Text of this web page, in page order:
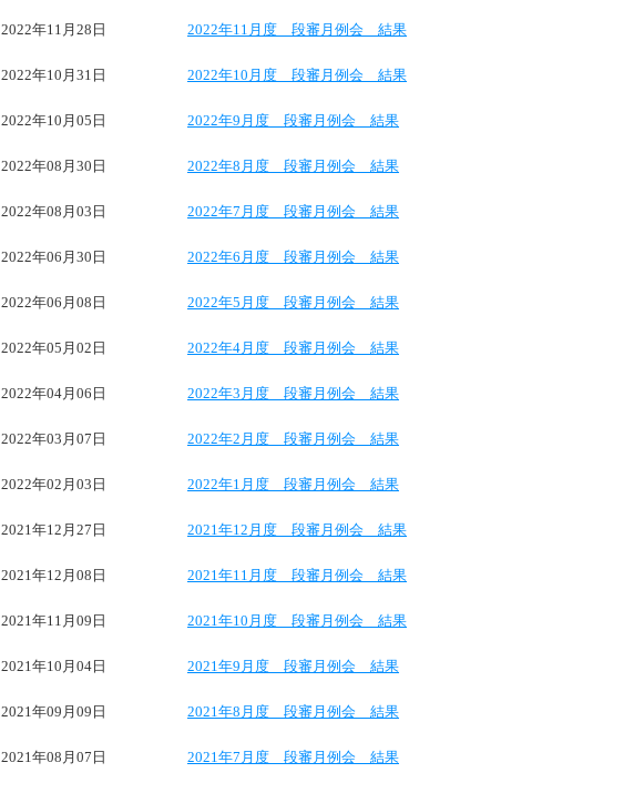
2022年11月28日 2022年11月度 段審月例会 結果
2022年10月31日 2022年10月度 段審月例会 結果
2022年10月05日 2022年9月度 段審月例会 結果
2022年08月30日 2022年8月度 段審月例会 結果
2022年08月03日 2022年7月度 段審月例会 結果
2022年06月30日 2022年6月度 段審月例会 結果
2022年06月08日 2022年5月度 段審月例会 結果
2022年05月02日 2022年4月度 段審月例会 結果
2022年04月06日 2022年3月度 段審月例会 結果
2022年03月07日 2022年2月度 段審月例会 結果
2022年02月03日 2022年1月度 段審月例会 結果
2021年12月27日 2021年12月度 段審月例会 結果
2021年12月08日 2021年11月度 段審月例会 結果
2021年11月09日 2021年10月度 段審月例会 結果
2021年10月04日 2021年9月度 段審月例会 結果
2021年09月09日 2021年8月度 段審月例会 結果
2021年08月07日 2021年7月度 段審月例会 結果